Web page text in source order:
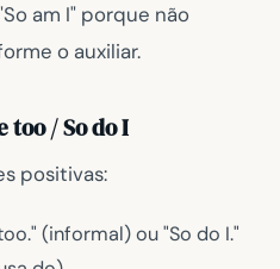
am I" porque não
o auxiliar.
too / So do I
positivas:
(informal) ou"So do I."